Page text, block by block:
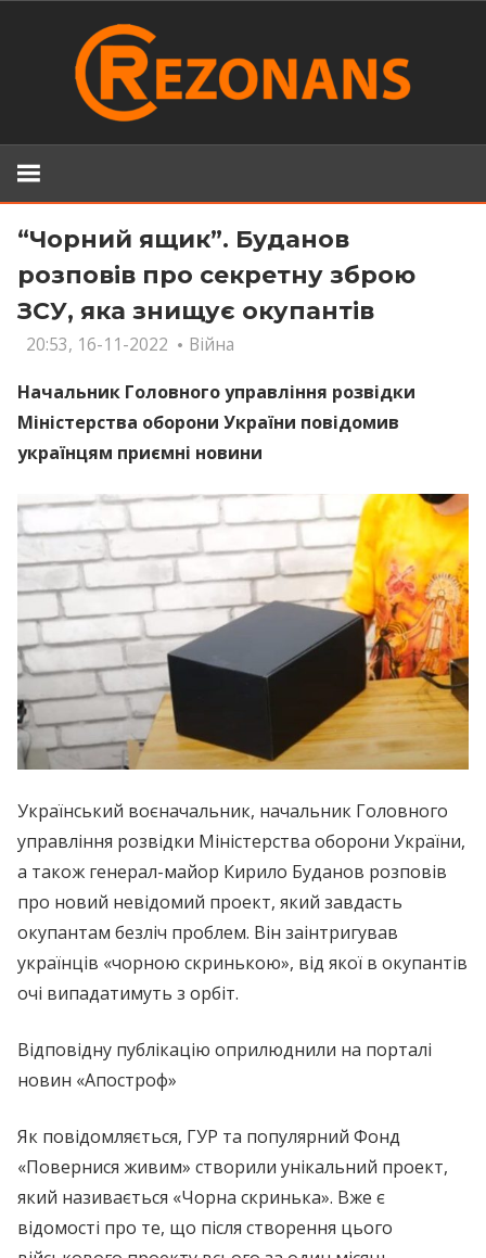
“Чорний ящик”. Буданов
розповів про секретну зброю
ЗСУ, яка знищує окупантів
20:53, 16-11-2022
Війна
Начальник Головного управління розвідки
Міністерства оборони України повідомив
українцям приємні новини
Український воєначальник, начальник Головного
управління розвідки Міністерства оборони України,
а також генерал-майор Кирило Буданов розповів
про новий невідомий проект, який завдасть
окупантам безліч проблем. Він заінтригував
українців «чорною скринькою», від якої в окупантів
очі випадатимуть з орбіт.
Відповідну публікацію оприлюднили на порталі
новин «Апостроф»
Як повідомляється, ГУР та популярний Фонд
«Повернися живим» створили унікальний проект,
який називається «Чорна скринька». Вже є
відомості про те, що після створення цього